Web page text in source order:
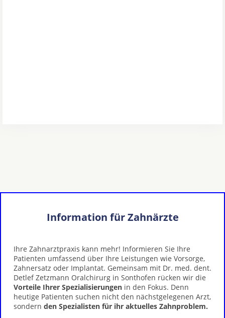
Information für Zahnärzte
Ihre Zahnarztpraxis kann mehr! Informieren Sie Ihre
Patienten umfassend über Ihre Leistungen wie Vorsorge,
Zahnersatz oder Implantat. Gemeinsam mit Dr. med. dent.
Detlef Zetzmann Oralchirurg in Sonthofen rücken wir die
Vorteile Ihrer Spezialisierungen in den Fokus. Denn
heutige Patienten suchen nicht den nächstgelegenen Arzt,
sondern den Spezialisten für ihr aktuelles Zahnproblem.